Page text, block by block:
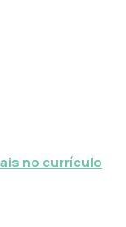
no currículo